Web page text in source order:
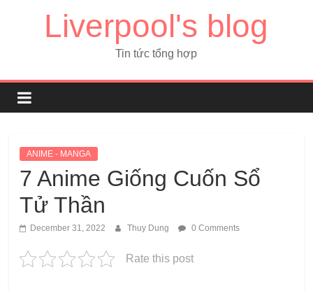
Liverpool's blog
Tin tức tổng hợp
ANIME - MANGA
7 Anime Giống Cuốn Sổ
Tử Thần
December 31, 2022 Thuy Dung 0 Comments
Rate this post